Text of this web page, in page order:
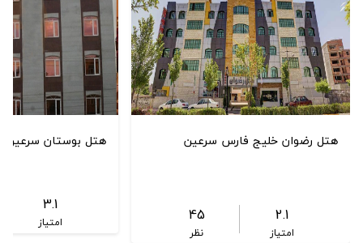
هتل رضوان خلیج فارس سرعین
2.1
امتیاز
45
نظر
هتل بوستان سرعین
3.1
امتیاز